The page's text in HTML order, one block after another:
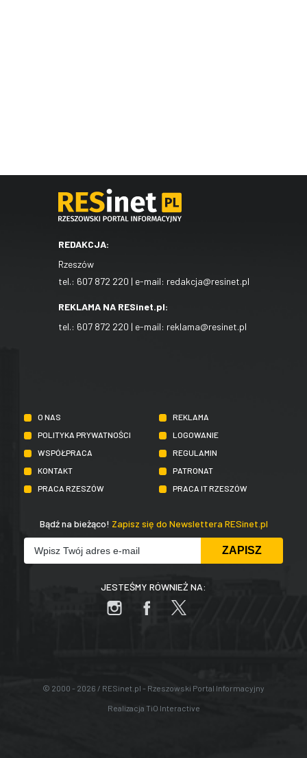
REDAKCJA:
Rzeszów
tel.: 607 872 220 | e-mail: redakcja@resinet.pl
REKLAMA NA RESinet.pl:
tel.: 607 872 220 | e-mail: reklama@resinet.pl
O NAS
REKLAMA
POLITYKA PRYWATNOŚCI
LOGOWANIE
WSPÓŁPRACA
REGULAMIN
KONTAKT
PATRONAT
PRACA RZESZÓW
PRACA IT RZESZÓW
Bądź na bieżąco! Zapisz się do Newslettera RESinet.pl
JESTEŚMY RÓWNIEŻ NA:
© 2000 - 2026 / RESinet.pl - Rzeszowski Portal Informacyjny
Realizacja TiO Interactive